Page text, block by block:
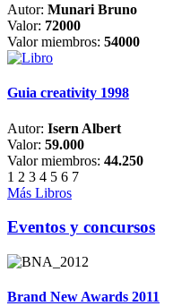
Autor: Munari Bruno
Valor: 72000
Valor miembros: 54000
Guia creativity 1998
Autor: Isern Albert
Valor: 59.000
Valor miembros: 44.250
1 2 3 4 5 6 7
Más Libros
Eventos y concursos
Brand New Awards 2011